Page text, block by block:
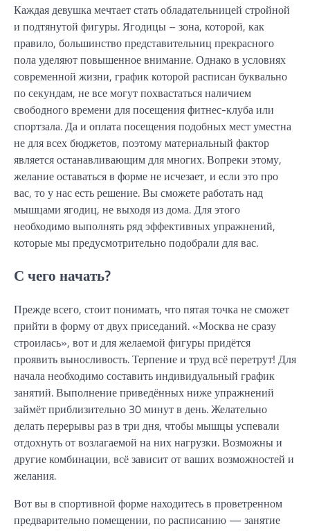
Каждая девушка мечтает стать обладательницей стройной
и подтянутой фигуры. Ягодицы – зона, которой, как
правило, большинство представительниц прекрасного
пола уделяют повышенное внимание. Однако в условиях
современной жизни, график которой расписан буквально
по секундам, не все могут похвастаться наличием
свободного времени для посещения фитнес-клуба или
спортзала. Да и оплата посещения подобных мест уместна
не для всех бюджетов, поэтому материальный фактор
является останавливающим для многих. Вопреки этому,
желание оставаться в форме не исчезает, и если это про
вас, то у нас есть решение. Вы сможете работать над
мышцами ягодиц, не выходя из дома. Для этого
необходимо выполнять ряд эффективных упражнений,
которые мы предусмотрительно подобрали для вас.
С чего начать?
Прежде всего, стоит понимать, что пятая точка не сможет
прийти в форму от двух приседаний. «Москва не сразу
строилась», вот и для желаемой фигуры придётся
проявить выносливость. Терпение и труд всё перетрут! Для
начала необходимо составить индивидуальный график
занятий. Выполнение приведённых ниже упражнений
займёт приблизительно 30 минут в день. Желательно
делать перерывы раз в три дня, чтобы мышцы успевали
отдохнуть от возлагаемой на них нагрузки. Возможны и
другие комбинации, всё зависит от ваших возможностей и
желания.
Вот вы в спортивной форме находитесь в проветренном
предварительно помещении, по расписанию — занятие